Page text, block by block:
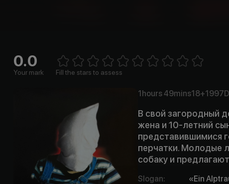
0.0
Your mark 1 Star2 Stars3 Stars4 Stars5 Stars
Fill the stars to assess
1hours49mins18+1997
В свой загородный
жена и 10-летний
представившимися
перчатки. Молодые
собаку и
Slogan:
«Ein